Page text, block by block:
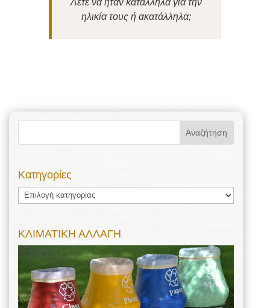
Λέτε να ήταν κατάλληλα για την
ηλικία τους ή ακατάλληλα;
Kατηγορίες
Kατηγορίες
ΚΛΙΜΑΤΙΚΗ ΑΛΛΑΓΗ